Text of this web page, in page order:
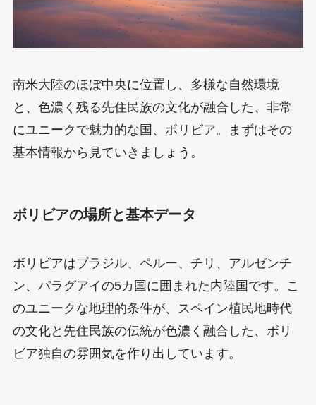
南米大陸のほぼ中央に位置し、多様な自然環境
と、色濃く残る先住民族の文化が融合した、非常
にユニークで魅力的な国、ボリビア。まずはその
基本情報から見ていきましょう。
ボリビアの場所と基本データ
ボリビアはブラジル、ペルー、チリ、アルゼンチ
ン、パラグアイの5カ国に囲まれた内陸国です。こ
のユニークな地理的条件が、スペイン植民地時代
の文化と先住民族の伝統が色濃く融合した、ボリ
ビア独自の雰囲気を作り出しています。